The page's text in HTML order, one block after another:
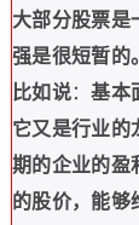
大部分股票是
强是很短暂的
比如说：基本
它又是行业的
期的企业的盈
的股价，能够